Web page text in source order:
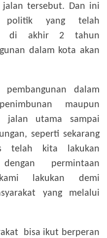
jalan tersebut. Dan ini
politik yang telah
di akhir 2 tahun
dalam kota akan
dalam
maupun
jalan utama sampai
seperti sekarang
telah kita lakukan
permintaan
lakukan demi
yang melalui
bisa ikut berperan